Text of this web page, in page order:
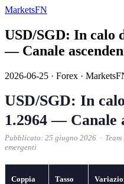
MarketsFN
USD/SGD: In calo
— Canale
2026-06-25 · Forex ·
USD/SGD: In
1.2964 — Canale
Pubblicato: 25 giugno 2026 · Team
emergenti
Coppia Tasso